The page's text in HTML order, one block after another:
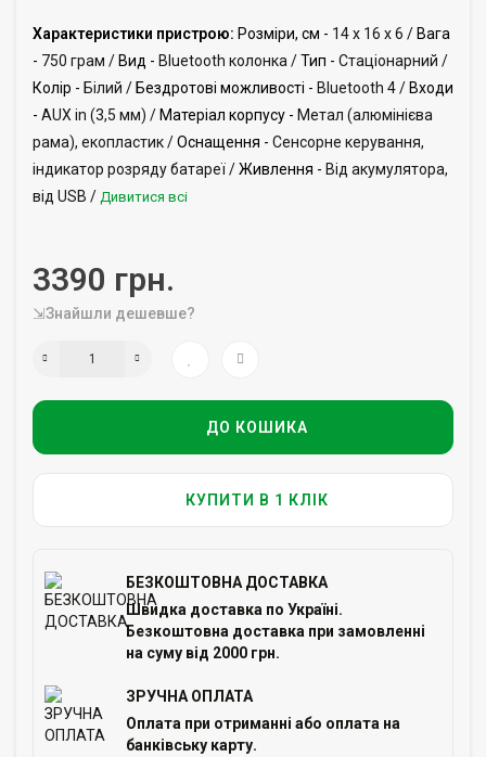
Характеристики пристрою: Розміри, см - 14 x 16 x 6 / Вага
- 750 грам / Вид - Bluetooth колонка /Тип - Стаціонарний /
Колір - Білий / Бездротові можливості - Bluetooth 4 / Входи
- AUX in (3,5 мм) / Матеріал корпусу - Метал (алюмінієва
рама), екопластик /Оснащення - Сенсорне керування,
індикатор розряду батареї /Живлення - Від акумулятора,
від USB / Дивитися всі
3390 грн.
⇲Знайшли дешевше?
ДО КОШИКА
КУПИТИ В 1 КЛІК
БЕЗКОШТОВНА ДОСТАВКА
Швидка доставка по Україні.
Безкоштовна доставка при замовленні
на суму від 2000 грн.
ЗРУЧНА ОПЛАТА
Оплата при отриманні або оплата на
банківську карту.